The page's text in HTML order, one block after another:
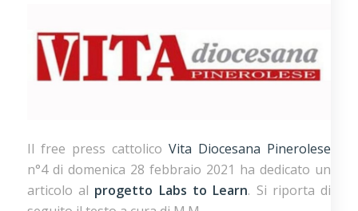
Il free press cattolicoVita Diocesana Pinerolese
n°4 di domenica 28 febbraio 2021 ha dedicato un
articolo al progetto Labs to Learn. Si riporta di